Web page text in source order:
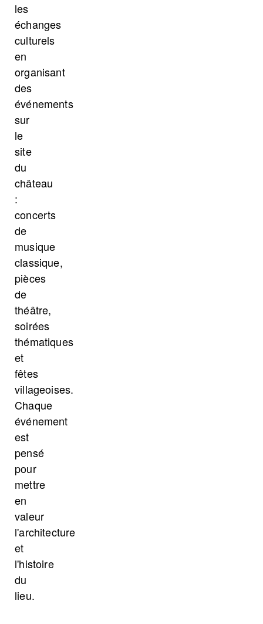
les
échanges
culturels
en
organisant
des
événements
sur
le
site
du
château
:
concerts
de
musique
classique,
pièces
de
théâtre,
soirées
thématiques
et
fêtes
villageoises.
Chaque
événement
est
pensé
pour
mettre
en
valeur
l'architecture
et
l'histoire
du
lieu.